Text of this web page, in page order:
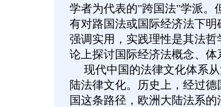
学者为代表的"跨国法"学派。
有对路国法或国际经济法下
强调实用，实践理性是其法
论上探讨国际经济法概念、体
现代中国的法律文化体系从
陆法律文化。历史上，经过
国这条路径，欧洲大陆法系